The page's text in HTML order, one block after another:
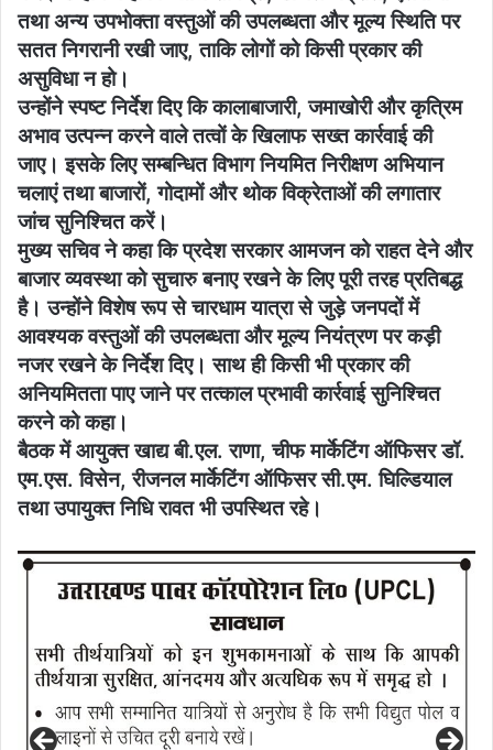
तथा अन्य उपभोक्ता वस्तुओं की उपलब्धता और मूल्य स्थिति पर
सतत निगरानी रखी जाए, ताकि लोगों को किसी प्रकार की
असुविधा न हो।
उन्होंने स्पष्ट निर्देश दिए कि कालाबाजारी, जमाखोरी और कृत्रिम
अभाव उत्पन्न करने वाले तत्वों के खिलाफ सख्त कार्रवाई की
जाए। इसके लिए सम्बन्धित विभाग नियमित निरीक्षण अभियान
चलाएं तथा बाजारों, गोदामों और थोक विक्रेताओं की लगातार
जांच सुनिश्चित करें।
मुख्य सचिव ने कहा कि प्रदेश सरकार आमजन को राहत देने और
बाजार व्यवस्था को सुचारु बनाए रखने के लिए पूरी तरह प्रतिबद्ध
है। उन्होंने विशेष रूप से चारधाम यात्रा से जुड़े जनपदों में
आवश्यक वस्तुओं की उपलब्धता और मूल्य नियंत्रण पर कड़ी
नजर रखने के निर्देश दिए। साथ ही किसी भी प्रकार की
अनियमितता पाए जाने पर तत्काल प्रभावी कार्रवाई सुनिश्चित
करने को कहा।
बैठक में आयुक्त खाद्य बी.एल. राणा, चीफ मार्केटिंग ऑफिसर डॉ.
एम.एस. विसेन, रीजनल मार्केटिंग ऑफिसर सी.एम. घिल्डियाल
तथा उपायुक्त निधि रावत भी उपस्थित रहे।